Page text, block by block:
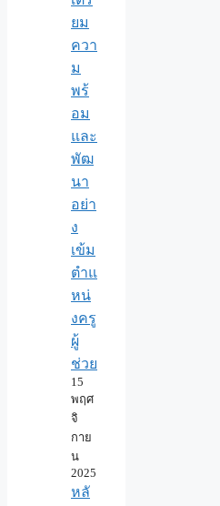
ยม
ควา
ม
พร้
อม
และ
พัฒ
นา
อย่า
ง
เข้ม
ตำแ
หน่
งครู
ผู้
ช่วย
15
พฤศ
จิ
กาย
น
2025
หลั